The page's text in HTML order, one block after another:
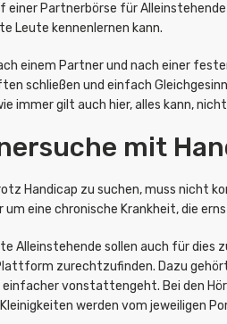
einer Partnerbörse für
Leute kennenlernen kann.
einem Partner und nach einer
schließen und einfach
immer gilt auch hier, alles kann,
mit
Handicap zu suchen, muss nicht
um eine chronische Krankheit, die
Alleinstehende sollen auch für dies
zurechtzufinden. Dazu
vonstattengeht. Bei den
werden vom jeweiligen